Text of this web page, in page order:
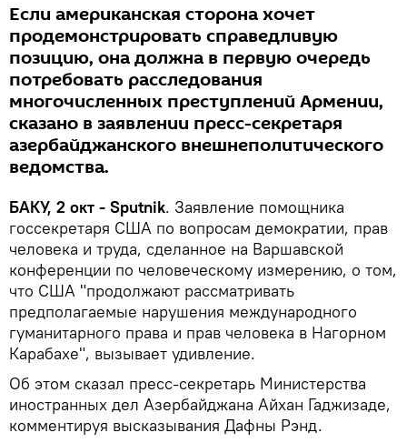
Если американская сторона хочет
продемонстрировать справедливую
позицию, она должна в первую очередь
потребовать расследования
многочисленных преступлений Армении,
сказано в заявлении пресс-секретаря
азербайджанского внешнеполитического
ведомства.
БАКУ, 2 окт - Sputnik. Заявление помощника
госсекретаря США по вопросам демократии, прав
человека и труда, сделанное на Варшавской
конференции по человеческому измерению, о том,
что США "продолжают рассматривать
предполагаемые нарушения международного
гуманитарного права и прав человека в Нагорном
Карабахе", вызывает удивление.
Об этом сказал пресс-секретарь Министерства
иностранных дел Азербайджана Айхан Гаджизаде,
комментируя высказывания Дафны Рэнд.